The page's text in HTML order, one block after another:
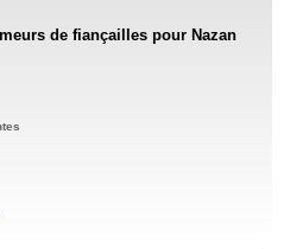
de fiançailles pour Nazan